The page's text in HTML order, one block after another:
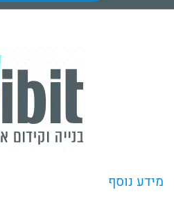
מידע נוסף